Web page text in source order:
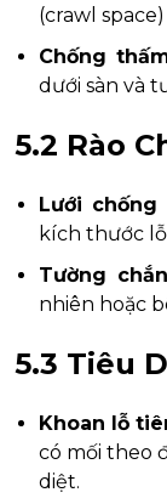
(crawl
Chống
dưới sàn và
5.2 Rào
Lưới chống
kích thước
Tường
nhiên hoặc
5.3 Tiêu
Khoan lỗ
có mối theo
diệt.